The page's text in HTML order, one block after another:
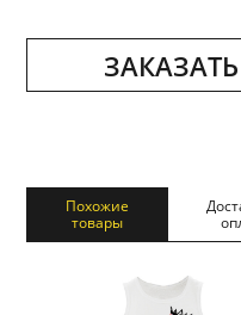
Похожие
товары